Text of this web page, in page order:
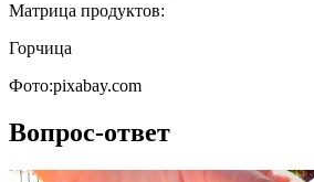
Матрица продуктов:
Горчица
Фото:pixabay.com
Вопрос-ответ